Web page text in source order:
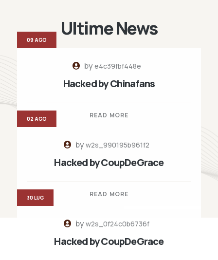
Ultime News
bye4c39fbf448e
Hacked by Chinafans
READ MORE
09 AGO
byw2s_990195b961f2
Hacked by CoupDeGrace
READ MORE
02 AGO
byw2s_0f24c0b6736f
Hacked by CoupDeGrace
30 LUG